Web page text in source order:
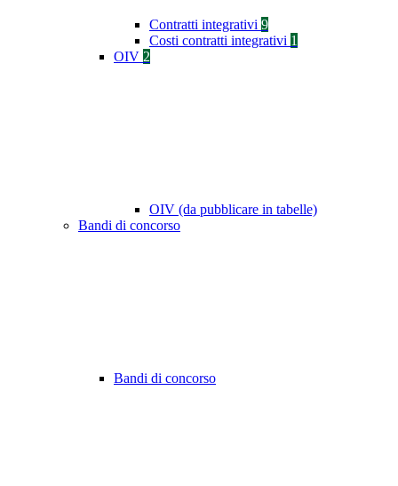
Contratti integrativi 9
Costi contratti integrativi 1
OIV 2
OIV (da pubblicare in tabelle)
Bandi di concorso
Bandi di concorso